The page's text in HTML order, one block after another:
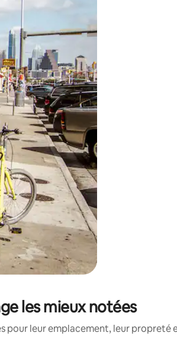
et en faisant glisser.
les mieux notées
pour leur emplacement, leur propreté